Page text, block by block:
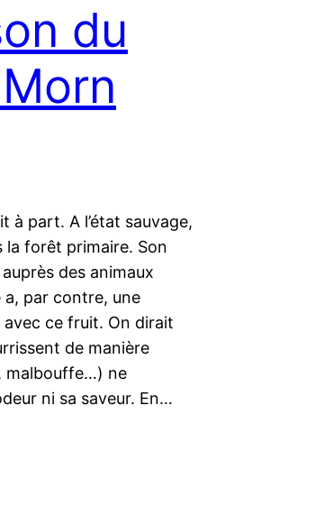
du
à part. A l’état sauvage,
la forêt primaire. Son
des animaux
a, par contre, une
ce fruit. On dirait
de manière
malbouffe…) ne
ni sa saveur. En…